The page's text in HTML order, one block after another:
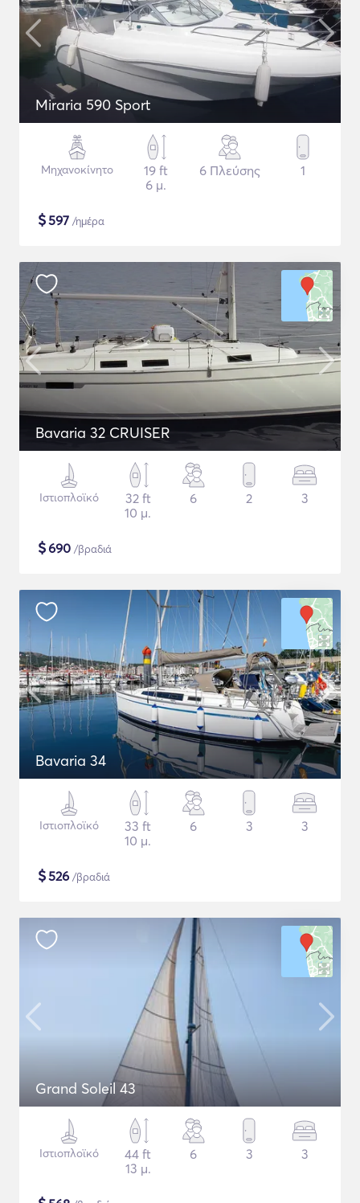
Miraria 590 Sport
Μηχανοκίνητο
19 ft
6 μ.
6 Πλεύσης 1
$597 /ημέρα
Bavaria 32 CRUISER
Ιστιοπλοϊκό
32 ft
10 μ.
6 2 3
$690 /βραδιά
Bavaria 34
Ιστιοπλοϊκό
33 ft
10 μ.
6 3 3
$526 /βραδιά
Grand Soleil 43
Ιστιοπλοϊκό
44 ft
13 μ.
6 3 3